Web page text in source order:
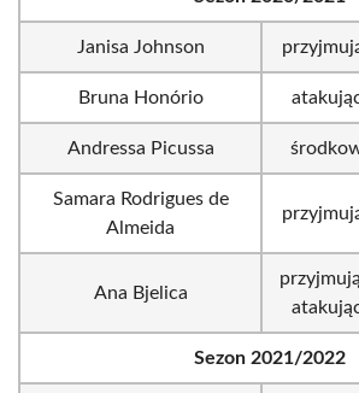
Janisa Johnson
Bruna Honório
Andressa Picussa
Samara Rodrigues de
Almeida
Ana Bjelica
Sezon 2021/2022